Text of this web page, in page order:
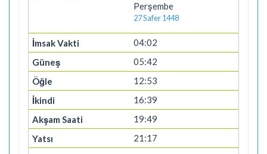
Perşembe
27 Safer 1448
04:02
05:42
12:53
16:39
19:49
21:17